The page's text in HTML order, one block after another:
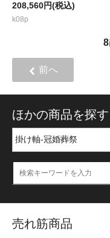
208,560円(税込)
k08p
8
前へ
ほかの商品を探す
売れ筋商品